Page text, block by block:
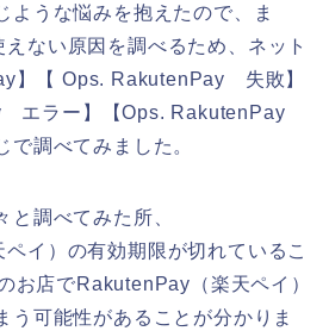
ような悩みを抱えたので、ま
ない原因を調べるため、ネット
】【 Ops. RakutenPay 失敗】
エラー】【Ops. RakutenPay
で調べてみました。
と調べてみた所、
ペイ）の有効期限が切れているこ
お店でRakutenPay（楽天ペイ）
う可能性があることが分かりま